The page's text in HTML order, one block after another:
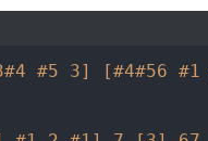
#5 3] [#4#56